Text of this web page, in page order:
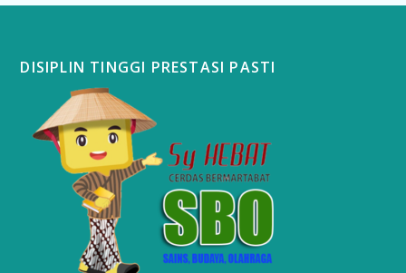
DISIPLIN TINGGI PRESTASI PASTI